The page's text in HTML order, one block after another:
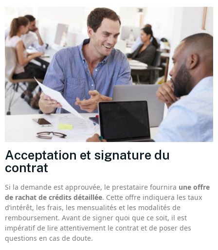
Acceptation et signature du
contrat
Si la demande est approuvée, le prestataire fournira une offre
de rachat de crédits détaillée. Cette offre indiquera les taux
d’intérêt, les frais, les mensualités et les modalités de
remboursement. Avant de signer quoi que ce soit, il est
impératif de lire attentivement le contrat et de poser des
questions en cas de doute.